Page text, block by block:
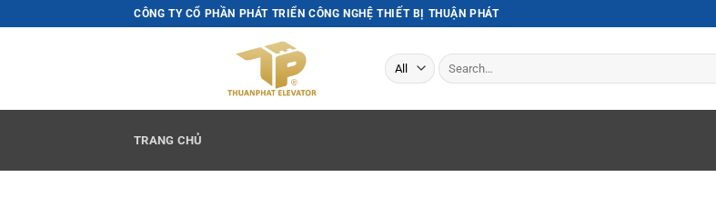
to
CÔNG TY CỔ PHẦN PHÁT TRIỂN CÔNG NGHỆ THIẾT BỊ THUẬN PHÁT
Search
for:
TRANG CHỦ